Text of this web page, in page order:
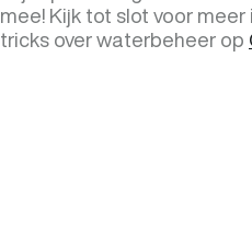
mee! Kijk tot slot voor
tricks over waterbeheer op